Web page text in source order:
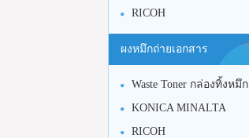
RICOH
ผงหมึกถ่ายเอกสาร
Waste Toner กล่องทิ้งหมึก
KONICA MINALTA
RICOH